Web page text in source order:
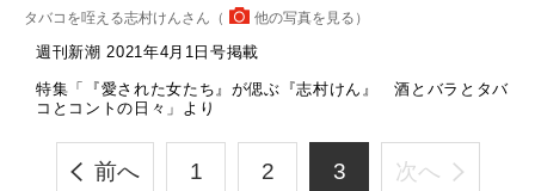
タバコを咥える志村けんさん（ 他の写真を見る ）
週刊新潮 2021年4月1日号掲載
特集「『愛された女たち』が偲ぶ『志村けん』 酒とバラとタバ
コとコントの日々」より
前へ 1 2 3 次へ